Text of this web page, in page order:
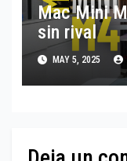
Mac Mini
sin rival
MAY 5, 2025